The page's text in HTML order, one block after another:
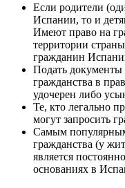
Если родители
Испании, то и
Имеют право на
территории
гражданин
Подать документы
гражданства в
удочерен либо
Те, кто легально
могут запросить
Самым
гражданства (у
является
основаниях в